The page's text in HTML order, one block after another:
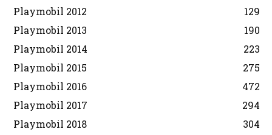
Playmobil 2012
129
Playmobil 2013
190
Playmobil 2014
223
Playmobil 2015
275
Playmobil 2016
472
Playmobil 2017
294
Playmobil 2018
304